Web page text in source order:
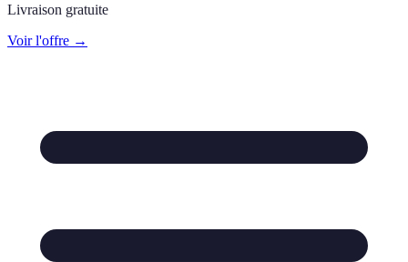
Livraison gratuite
Voir l'offre →